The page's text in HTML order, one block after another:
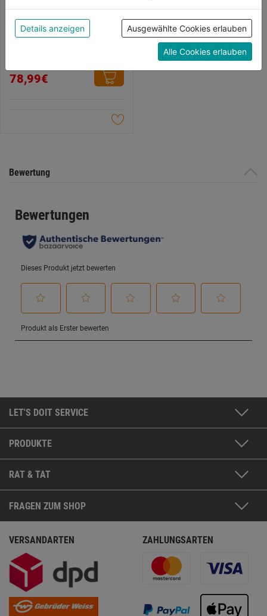
Figuren- und Durchlaufschere
D27A 260mm
von
78,99€
Bewertung
LET'S DOIT SERVICE
PRODUKTE
RAT & TAT
FRAGEN ZUM SHOP
VERSANDARTEN ZAHLUNGSARTEN
der Verwendung aller Cookies zu. Unter "Details
anzeigen" findest du alle Infos zu den
unterschiedlichen Cookies, unter "Cookies
Konfigurieren" kannst du auswählen, welche Cookies
du zulassen möchtest und welche nicht.
Weitere Informationen findest du in unserer
Details anzeigen Ausgewählte Cookies erlauben
Alle Cookies erlauben